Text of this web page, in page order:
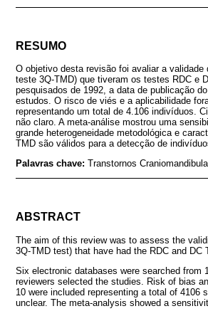
RESUMO
O objetivo desta revisão foi avaliar a
teste 3Q-TMD) que tiveram os testes RDC e
pesquisados de 1992, a data de publicação
estudos. O risco de viés e a aplicabilidade
representando um total de 4.106 indivíduos.
não claro. A meta-análise mostrou uma
grande heterogeneidade metodológica e
TMD são válidos para a detecção de
Palavras chave: Transtornos
ABSTRACT
The aim of this review was to assess the
3Q-TMD test) that have had the RDC and DC
Six electronic databases were searched from
reviewers selected the studies. Risk of bias
10 were included representing a total of
unclear. The meta-analysis showed a